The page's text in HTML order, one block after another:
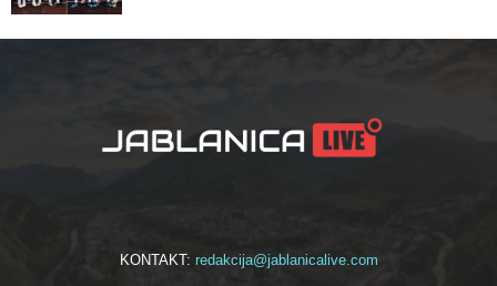
KONTAKT: redakcija@jablanicalive.com